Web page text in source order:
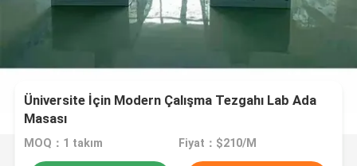
Üniversite İçin Modern Çalışma Tezgahı Lab Ada
Masası
MOQ：1 takım Fiyat：$210/M